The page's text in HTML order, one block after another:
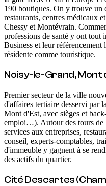
190 boutiques. On y trouve un
restaurants, centres médicaux
Chessy et Montévrain.
professions de santé y ont tout
Business et leur
résidente comme touristique.
Noisy-le-Grand, Mont
Premier secteur de la ville
d'affaires tertiaire desservi par
Mont d'Est, avec sièges et
emploi…). Autour des tours de
services aux entreprises,
conseil, experts-comptables,
d'immeuble y gagnent à se
des actifs du quartier.
Cité Descartes